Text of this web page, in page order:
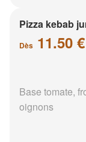
Pizza kebab
Dès 11.50 €
Base tomate,
oignons